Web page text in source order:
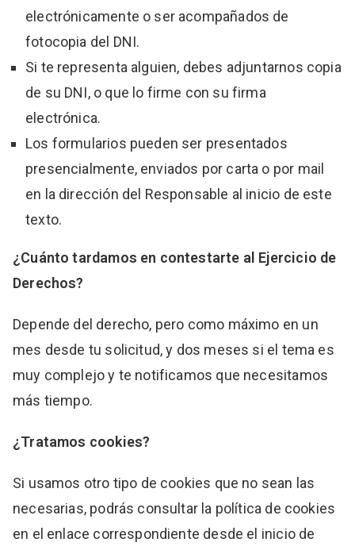
electrónicamente o ser acompañados de
fotocopia del DNI.
Si te representa alguien, debes adjuntarnos copia
de su DNI, o que lo firme con su firma
electrónica.
Los formularios pueden ser presentados
presencialmente, enviados por carta o por mail
en la dirección del Responsable al inicio de este
texto.
¿Cuánto tardamos en contestarte al Ejercicio de
Derechos?
Depende del derecho, pero como máximo en un
mes desde tu solicitud, y dos meses si el tema es
muy complejo y te notificamos que necesitamos
más tiempo.
¿Tratamos cookies?
Si usamos otro tipo de cookies que no sean las
necesarias, podrás consultar la política de cookies
en el enlace correspondiente desde el inicio de